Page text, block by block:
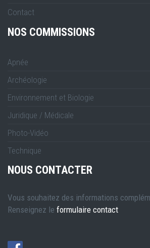
Contact
NOS COMMISSIONS
Apnée
Archéologie
Environnement et Biologie
Juridique / Médicale
Photo-Vidéo
Technique
NOUS CONTACTER
Vous souhaitez des informations
Renseignez le formulaire contact